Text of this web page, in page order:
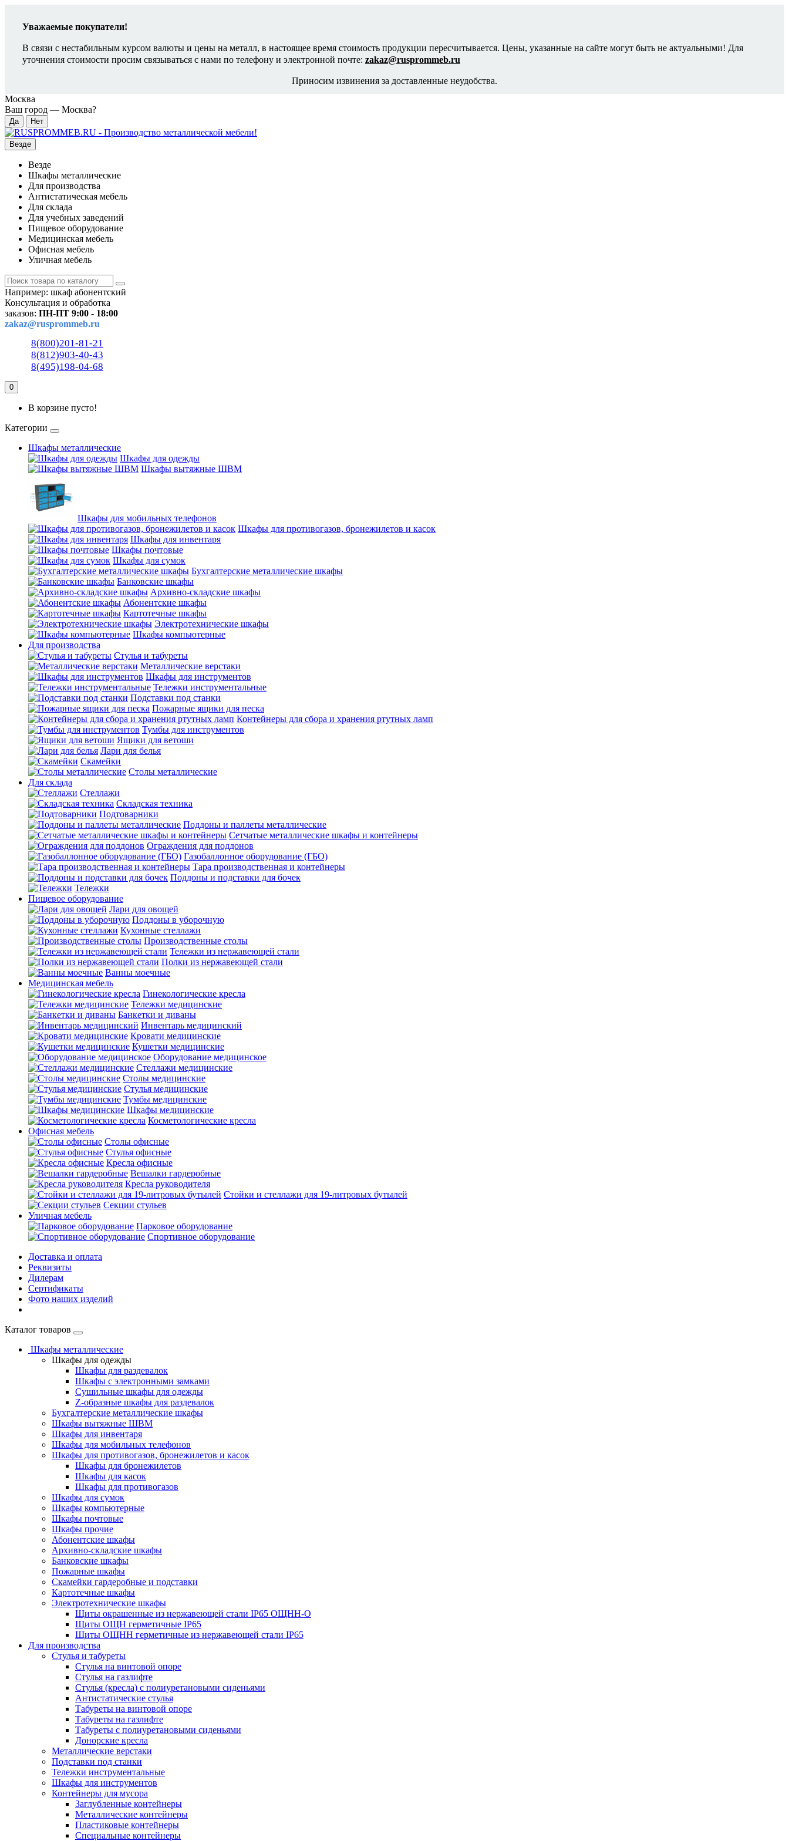
Уважаемые покупатели!
В связи с нестабильным курсом валюты и цены на металл, в настоящее время стоимость продукции пересчитывается. Цены, указанные на сайте могут быть не актуальными! Для
уточнения стоимости просим связываться с нами по телефону и электронной почте: zakaz@rusprommeb.ru
Приносим извинения за доставленные неудобства.
Москва
Ваш город — Москва?
Везде
Везде
Шкафы металлические
Для производства
Антистатическая мебель
Для склада
Для учебных заведений
Пищевое оборудование
Медицинская мебель
Офисная мебель
Уличная мебель
Например: шкаф абонентский
Консультация и обработка
заказов: ПН-ПТ 9:00 - 18:00
zakaz@rusprommeb.ru
8(800)201-81-21
8(812)903-40-43
8(495)198-04-68
0
В корзине пусто!
Категории
Шкафы металлические
Шкафы для одежды
Шкафы вытяжные ШВМ
Шкафы для мобильных телефонов
Шкафы для противогазов, бронежилетов и касок
Шкафы для инвентаря
Шкафы почтовые
Шкафы для сумок
Бухгалтерские металлические шкафы
Банковские шкафы
Архивно-складские шкафы
Абонентские шкафы
Картотечные шкафы
Электротехнические шкафы
Шкафы компьютерные
Для производства
Стулья и табуреты
Металлические верстаки
Шкафы для инструментов
Тележки инструментальные
Подставки под станки
Пожарные ящики для песка
Контейнеры для сбора и хранения ртутных ламп
Тумбы для инструментов
Ящики для ветоши
Лари для белья
Скамейки
Столы металлические
Для склада
Стеллажи
Складская техника
Подтоварники
Поддоны и паллеты металлические
Сетчатые металлические шкафы и контейнеры
Ограждения для поддонов
Газобаллонное оборудование (ГБО)
Тара производственная и контейнеры
Поддоны и подставки для бочек
Тележки
Пищевое оборудование
Лари для овощей
Поддоны в уборочную
Кухонные стеллажи
Производственные столы
Тележки из нержавеющей стали
Полки из нержавеющей стали
Ванны моечные
Медицинская мебель
Гинекологические кресла
Тележки медицинские
Банкетки и диваны
Инвентарь медицинский
Кровати медицинские
Кушетки медицинские
Оборудование медицинское
Стеллажи медицинские
Столы медицинские
Стулья медицинские
Тумбы медицинские
Шкафы медицинские
Косметологические кресла
Офисная мебель
Столы офисные
Стулья офисные
Кресла офисные
Вешалки гардеробные
Кресла руководителя
Стойки и стеллажи для 19-литровых бутылей
Секции стульев
Уличная мебель
Парковое оборудование
Спортивное оборудование
Доставка и оплата
Реквизиты
Дилерам
Сертификаты
Фото наших изделий
Каталог товаров
Шкафы металлические
Шкафы для одежды
Шкафы для раздевалок
Шкафы с электронными замками
Cушильные шкафы для одежды
Z-образные шкафы для раздевалок
Бухгалтерские металлические шкафы
Шкафы вытяжные ШВМ
Шкафы для инвентаря
Шкафы для мобильных телефонов
Шкафы для противогазов, бронежилетов и касок
Шкафы для бронежилетов
Шкафы для касок
Шкафы для противогазов
Шкафы для сумок
Шкафы компьютерные
Шкафы почтовые
Шкафы прочие
Абонентские шкафы
Архивно-складские шкафы
Банковские шкафы
Пожарные шкафы
Скамейки гардеробные и подставки
Картотечные шкафы
Электротехнические шкафы
Щиты окрашенные из нержавеющей стали IP65 ОЩНН-О
Щиты ОЩН герметичные IP65
Щиты ОЩНН герметичные из нержавеющей стали IP65
Для производства
Стулья и табуреты
Стулья на винтовой опоре
Стулья на газлифте
Стулья (кресла) с полиуретановыми сиденьями
Антистатические стулья
Табуреты на винтовой опоре
Табуреты на газлифте
Табуреты с полиуретановыми сиденьями
Донорские кресла
Металлические верстаки
Подставки под станки
Тележки инструментальные
Шкафы для инструментов
Контейнеры для мусора
Заглубленные контейнеры
Металлические контейнеры
Пластиковые контейнеры
Специальные контейнеры